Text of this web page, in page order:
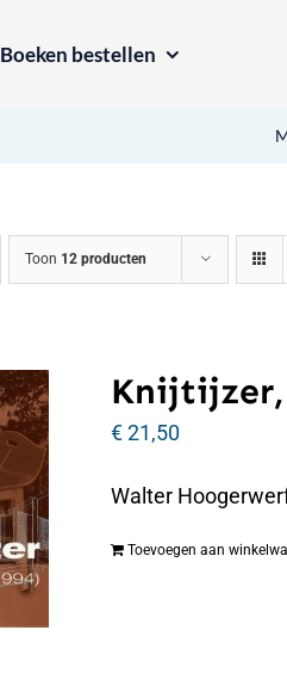
Boeken bestellen
Toon 12 producten
Knijtijzer,
€21,50
Walter
Toevoegen aan